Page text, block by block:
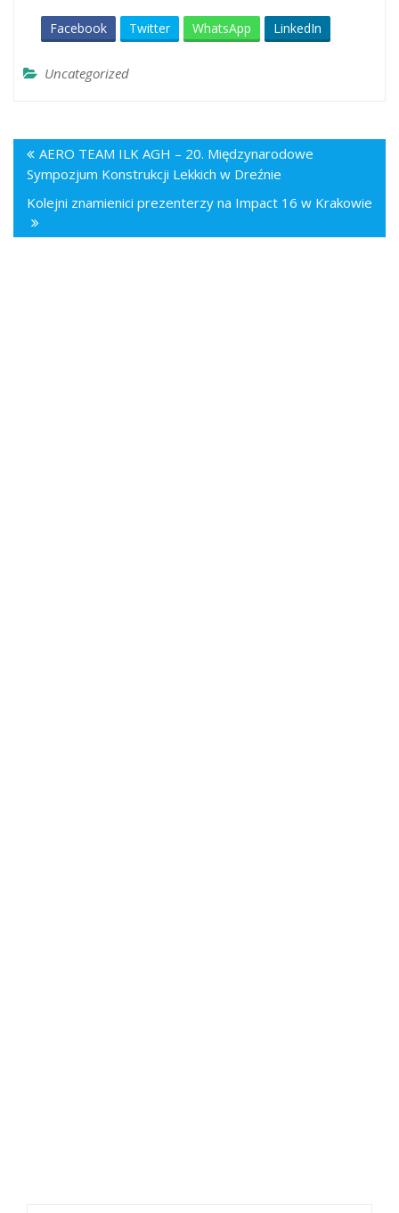
Facebook Twitter WhatsApp LinkedIn
Uncategorized
AERO TEAM ILK AGH – 20. Międzynarodowe
Sympozjum Konstrukcji Lekkich w Dreźnie
Kolejni znamienici prezenterzy na Impact 16 w Krakowie